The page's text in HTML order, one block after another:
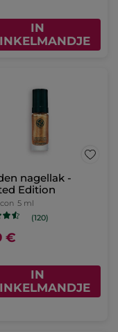
IN
nagellak -
Edition
5 ml
(120)
€
IN